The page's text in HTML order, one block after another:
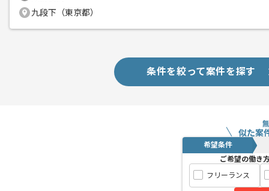
九段下（東京都）
条件を絞って案件を探す
似た案
希望条件
ご希望の働き
フリーランス